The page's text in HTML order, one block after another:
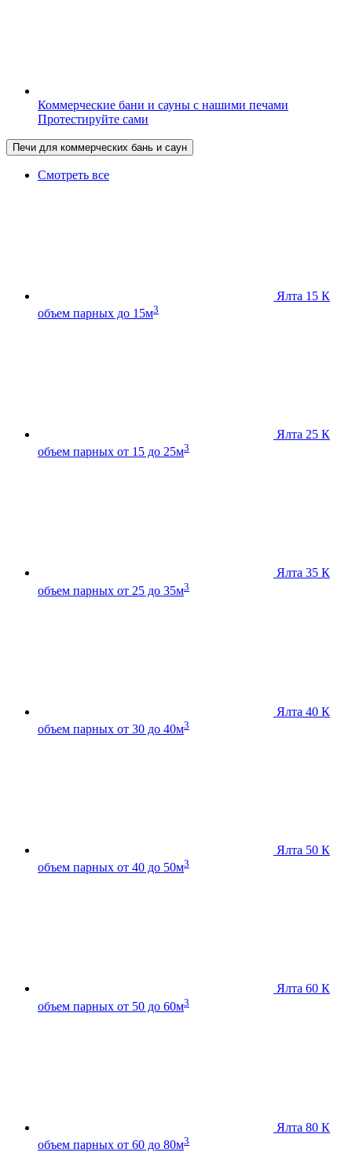
Коммерческие бани и сауны с нашими печами
Протестируйте сами
Печи для коммерческих бань и саун
Смотреть все
Ялта 15 К
объем парных до 15м3
Ялта 25 К
объем парных от 15 до 25м3
Ялта 35 К
объем парных от 25 до 35м3
Ялта 40 К
объем парных от 30 до 40м3
Ялта 50 К
объем парных от 40 до 50м3
Ялта 60 К
объем парных от 50 до 60м3
Ялта 80 К
объем парных от 60 до 80м3